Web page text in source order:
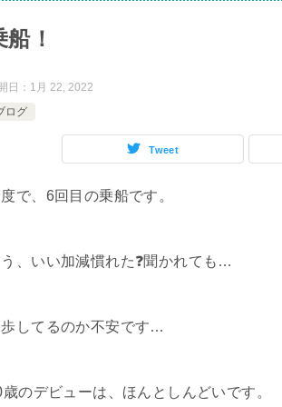
船！
日： 1月 22, 2022
ログ
Tweet
で、6回目の乗船です。
う、いい加減慣れた❓聞かれても…
してるのか不安です…
のデビューは、ほんとしんどいです。